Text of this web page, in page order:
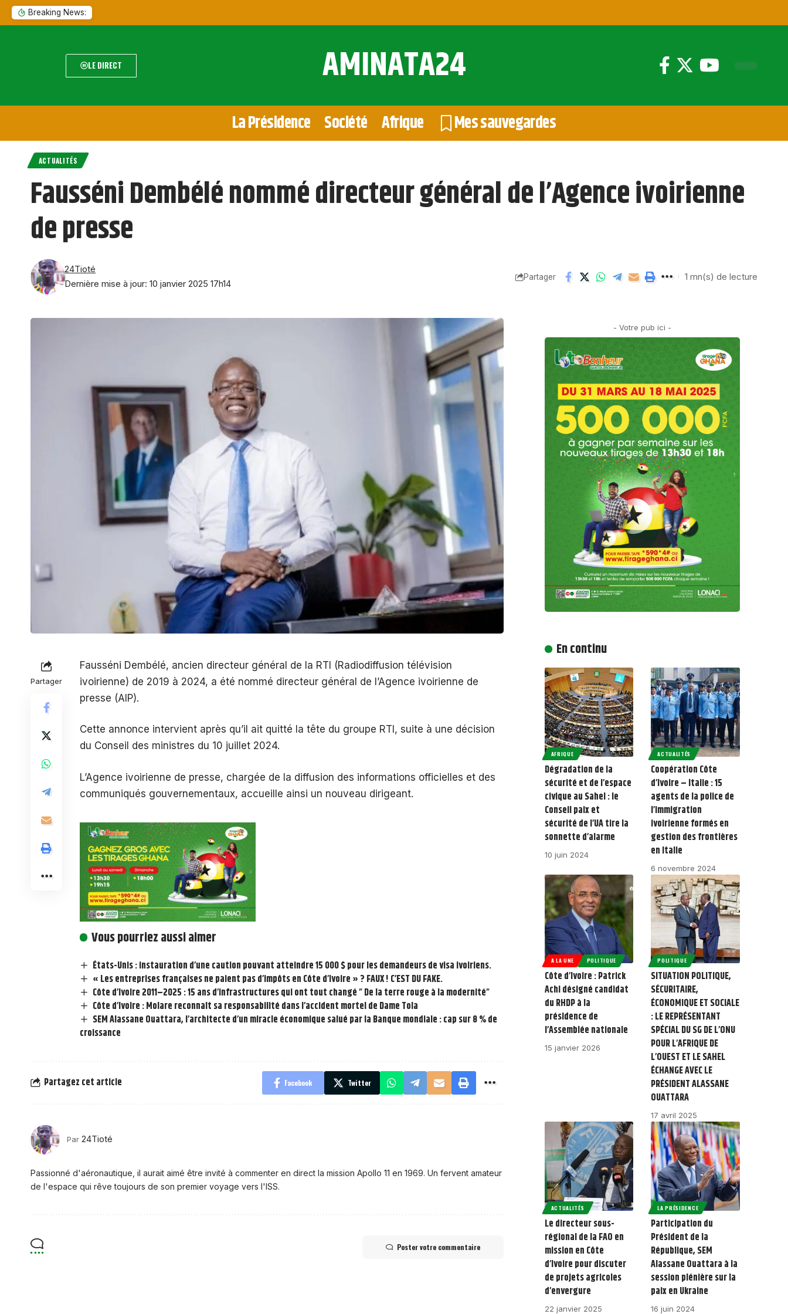
Breaking News:
LE DIRECT AMINATA24
La Présidence Société Afrique Mes sauvegardes
ACTUALITÉS
Fausséni Dembélé nommé directeur général de l’Agence ivoirienne
de presse
Dernière mise à jour: 10 janvier 2025 17h14
24Tioté
Partager 1 mn(s) de lecture
Partager
Fausséni Dembélé, ancien directeur général de la RTI (Radiodiffusion télévision
ivoirienne) de 2019 à 2024, a été nommé directeur général de l’Agence ivoirienne de
presse (AIP).
Cette annonce intervient après qu’il ait quitté la tête du groupe RTI, suite à une décision
du Conseil des ministres du 10 juillet 2024.
L’Agence ivoirienne de presse, chargée de la diffusion des informations officielles et des
communiqués gouvernementaux, accueille ainsi un nouveau dirigeant.
Vous pourriez aussi aimer
États-Unis : instauration d’une caution pouvant atteindre 15 000 $ pour les demandeurs de visa ivoiriens.
« Les entreprises françaises ne paient pas d’impôts en Côte d’Ivoire » ? FAUX ! C’EST DU FAKE.
Côte d’Ivoire 2011–2025 : 15 ans d’infrastructures qui ont tout changé ” De la terre rouge à la modernité”
Côte d’Ivoire : Molare reconnaît sa responsabilité dans l’accident mortel de Dame Tola
SEM Alassane Ouattara, l’architecte d’un miracle économique salué par la Banque mondiale : cap sur 8 % de
croissance
Partagez cet article Facebook Twitter
Par 24Tioté
Passionné d'aéronautique, il aurait aimé être invité à commenter en direct la mission Apollo 11 en 1969. Un fervent amateur
de l'espace qui rêve toujours de son premier voyage vers l'ISS.
Poster votre commentaire
- Votre pub ici -
En continu
AFRIQUE
Dégradation de la
sécurité et de l’espace
civique au Sahel : le
Conseil paix et
sécurité de l’UA tire la
sonnette d’alarme
10 juin 2024
ACTUALITÉS
Coopération Côte
d’Ivoire – Italie : 15
agents de la police de
l’immigration
ivoirienne formés en
gestion des frontières
en Italie
6 novembre 2024
A LA UNE POLITIQUE
Côte d’Ivoire : Patrick
Achi désigné candidat
du RHDP à la
présidence de
l’Assemblée nationale
15 janvier 2026
POLITIQUE
SITUATION POLITIQUE,
SÉCURITAIRE,
ÉCONOMIQUE ET SOCIALE
: LE REPRÉSENTANT
SPÉCIAL DU SG DE L’ONU
POUR L’AFRIQUE DE
L’OUEST ET LE SAHEL
ÉCHANGE AVEC LE
PRÉSIDENT ALASSANE
OUATTARA
17 avril 2025
ACTUALITÉS
Le directeur sous-
régional de la FAO en
mission en Côte
d’Ivoire pour discuter
de projets agricoles
d’envergure
22 janvier 2025
LA PRÉSIDENCE
Participation du
Président de la
République, SEM
Alassane Ouattara à la
session plénière sur la
paix en Ukraine
16 juin 2024